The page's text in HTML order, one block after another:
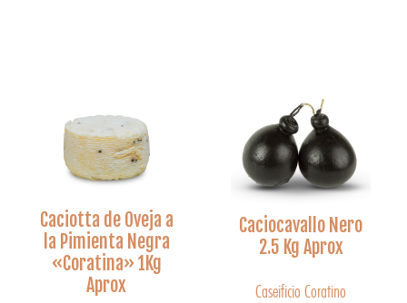
Caciotta de Oveja a
la Pimienta Negra
«Coratina» 1Kg
Aprox
Caciocavallo Nero
2.5 Kg Aprox
Caseificio Coratino